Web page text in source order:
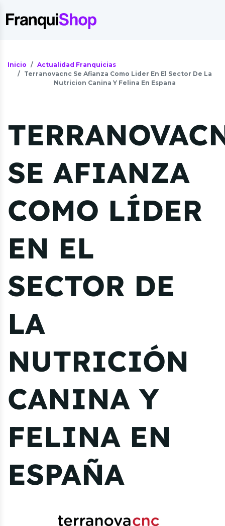
Inicio
Actualidad Franquicias
Terranovacnc Se Afianza Como Lider En El Sector De La
Nutricion Canina Y Felina En Espana
SE AFIANZA
COMO LÍDER
EN EL
SECTOR DE
LA
NUTRICIÓN
CANINA Y
FELINA EN
ESPAÑA